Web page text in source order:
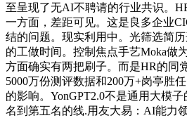
至呈现了无AI不聘请的行业共识。
一方面，差距可见。这是良多企业
结的问题。现实利用中。光筛选简
的工做时间。控制焦点手艺Moka做
方面确实有两把刷子。而是HR的同
5000万份测评数据和200万+岗亭胜
的影响。YonGPT2.0不是通用大模
名到第五名的线.用友大易：AI能力